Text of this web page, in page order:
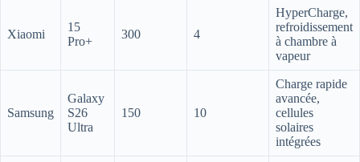
Xiaomi
15
Pro+
300 4
HyperCharge,
refroidissement
à chambre à
vapeur
Samsung
Galaxy
S26
Ultra
150 10
Charge rapide
avancée,
cellules
solaires
intégrées